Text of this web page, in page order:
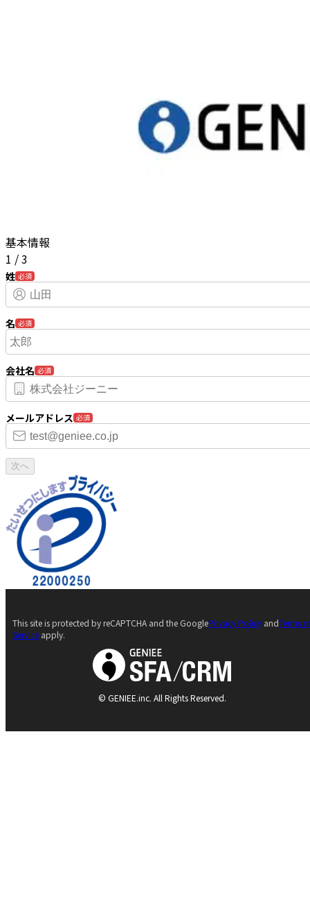
基本情報
1 /3
姓 必須
名 必須
会社名 必須
メールアドレス 必須
次へ
© GENIEE.inc. All Rights Reserved.
This site is protected by reCAPTCHA and the GooglePrivacy Policy andTerms
Service apply.